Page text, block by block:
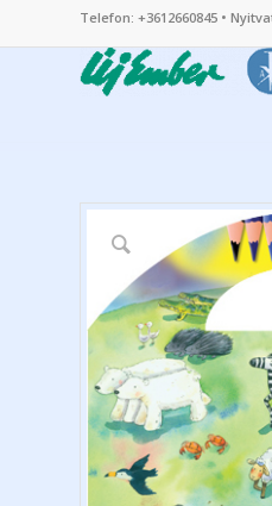
Telefon: +3612660845 •